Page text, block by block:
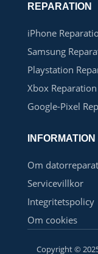
REPARATION
iPhone
Samsung
Playstation
Xbox Reparation
Google-Pixel
INFORMATION
Om
Servicevillkor
Integritetspolicy
Om cookies
Copyright ©